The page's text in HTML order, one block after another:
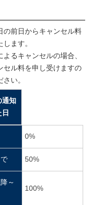
の前日からキャンセル料
ます。
よるキャンセルの場合、
セル料を申し受けますの
い。
通知
0%
50%
～
100%